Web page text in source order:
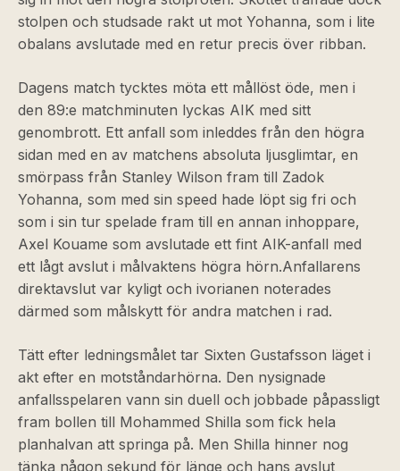
stolpen och studsade rakt ut mot Yohanna, som i lite
obalans avslutade med en retur precis över ribban.
Dagens match tycktes möta ett mållöst öde, men i
den 89:e matchminuten lyckas AIK med sitt
genombrott. Ett anfall som inleddes från den högra
sidan med en av matchens absoluta ljusglimtar, en
smörpass från Stanley Wilson fram till Zadok
Yohanna, som med sin speed hade löpt sig fri och
som i sin tur spelade fram till en annan inhoppare,
Axel Kouame som avslutade ett fint AIK-anfall med
ett lågt avslut i målvaktens högra hörn.Anfallarens
direktavslut var kyligt och ivorianen noterades
därmed som målskytt för andra matchen i rad.
Tätt efter ledningsmålet tar Sixten Gustafsson läget i
akt efter en motståndarhörna. Den nysignade
anfallsspelaren vann sin duell och jobbade påpassligt
fram bollen till Mohammed Shilla som fick hela
planhalvan att springa på. Men Shilla hinner nog
tänka någon sekund för länge och hans avslut